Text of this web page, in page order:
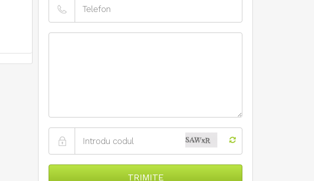
TRIMITE